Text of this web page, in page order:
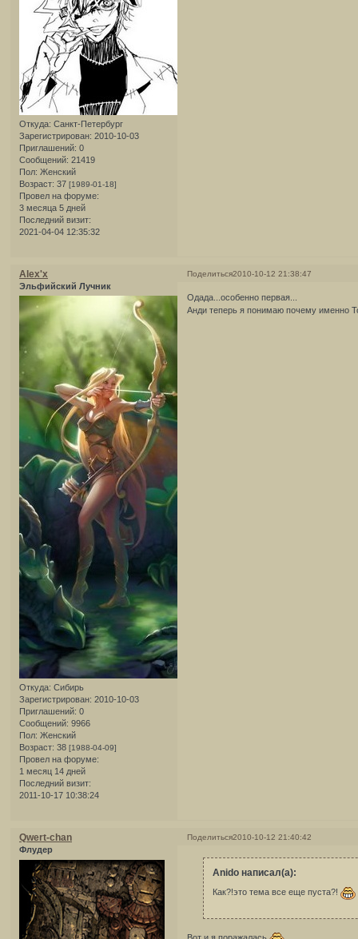
Откуда: Санкт-Петербург
Зарегистрирован: 2010-10-03
Приглашений: 0
Сообщений: 21419
Пол: Женский
Возраст: 37 [1989-01-18]
Провел на форуме:
3 месяца 5 дней
Последний визит:
2021-04-04 12:35:32
Поделиться2010-10-12 21:38:47
Alex'x
Эльфийский Лучник
Откуда: Сибирь
Зарегистрирован: 2010-10-03
Приглашений: 0
Сообщений: 9966
Пол: Женский
Возраст: 38 [1988-04-09]
Провел на форуме:
1 месяц 14 дней
Последний визит:
2011-10-17 10:38:24
Одада...особенно первая...
Анди теперь я понимаю почему именно
Поделиться2010-10-12 21:40:42
Qwert-chan
Флудер
Anido написал(а):
Как?!это тема все еще пуста?!